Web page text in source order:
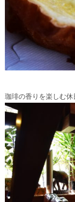
珈琲の香りを楽しむ休